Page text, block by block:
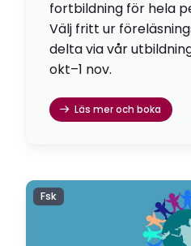
fortbildning för hela
Välj fritt ur
delta via vår
okt–1 nov.
Läs mer och boka
Fsk